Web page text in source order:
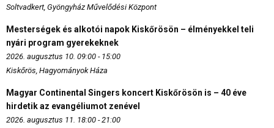
Soltvadkert, Gyöngyház Művelődési Központ
Mesterségek és alkotói napok Kiskőrösön – élményekkel teli
nyári program gyerekeknek
2026. augusztus 10. 09:00 - 15:00
Kiskőrös, Hagyományok Háza
Magyar Continental Singers koncert Kiskőrösön is – 40 éve
hirdetik az evangéliumot zenével
2026. augusztus 11. 18:00 - 21:00